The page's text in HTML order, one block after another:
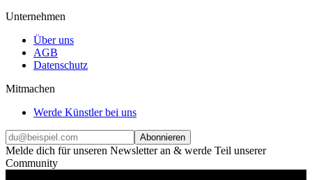
Unternehmen
Über uns
AGB
Datenschutz
Mitmachen
Werde Künstler bei uns
Abonnieren
Melde dich für unseren Newsletter an & werde Teil unserer
Community